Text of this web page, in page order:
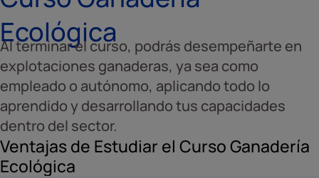
Ecológica
Al terminar el curso, podrás desempeñarte en
explotaciones ganaderas, ya sea como
empleado o autónomo, aplicando todo lo
aprendido y desarrollando tus capacidades
dentro del sector.
Ventajas de Estudiar el Curso Ganadería
Ecológica